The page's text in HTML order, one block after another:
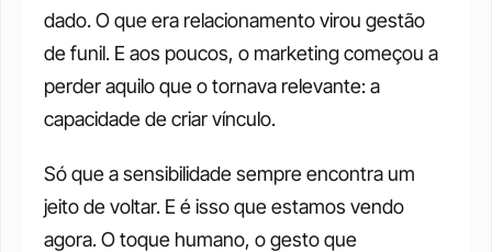
dado. O que era relacionamento virou gestão
de funil. E aos poucos, o marketing começou a
perder aquilo que o tornava relevante: a
capacidade de criar vínculo.
Só que a sensibilidade sempre encontra um
jeito de voltar. E é isso que estamos vendo
agora. O toque humano, o gesto que